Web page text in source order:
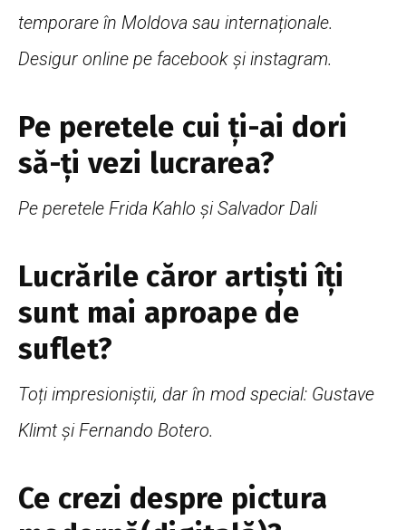
temporare în Moldova sau internaționale.
Desigur online pe facebook și instagram.
Pe peretele cui ți-ai dori
să-ți vezi lucrarea?
Pe peretele Frida Kahlo și Salvador Dali
Lucrările căror artiști îți
sunt mai aproape de
suflet?
Toți impresioniștii, dar în mod special: Gustave
Klimt și Fernando Botero.
Ce crezi despre pictura